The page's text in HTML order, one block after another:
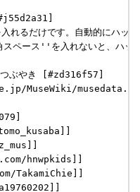
れるだけです。自動的にハッ
ース''を入れないと、ハッ
つぶやき [#zd316f57]
MuseWiki/
hnwpkids]]
TakamiChie]]